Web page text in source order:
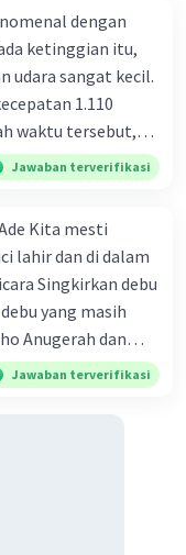
dengan
ketinggian itu,
udara sangat kecil.
1.110
waktu tersebut,
Jawaban terverifikasi
lahir dan di dalam
Singkirkan debu
yang masih
tabah menjalani
Dia di atas
Jawaban terverifikasi